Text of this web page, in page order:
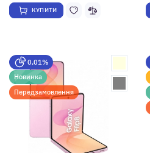
КУПИТИ
0,01%
Новинка
Передзамовлення